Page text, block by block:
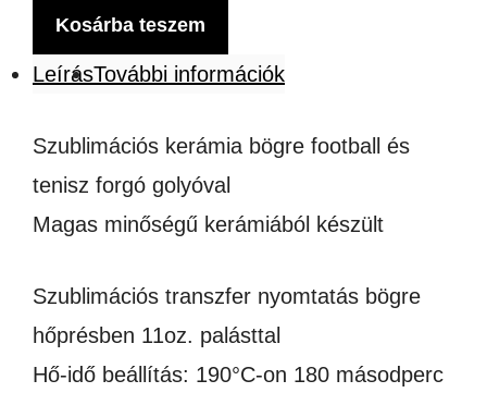
KERÁMIA
BÖGRE
FOOTBALL,
TENISZ
ÉS
FIGURÁVAL
mennyiség
Kosárba teszem
LeírásTovábbi információk
Szublimációs kerámia bögre football és
tenisz forgó golyóval
Magas minőségű kerámiából készült
Szublimációs transzfer nyomtatás bögre
hőprésben 11oz. palásttal
Hő-idő beállítás: 190°C-on 180 másodperc